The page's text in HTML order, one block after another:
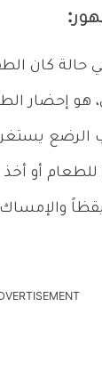
إحضار
الرضع
أو أخذ